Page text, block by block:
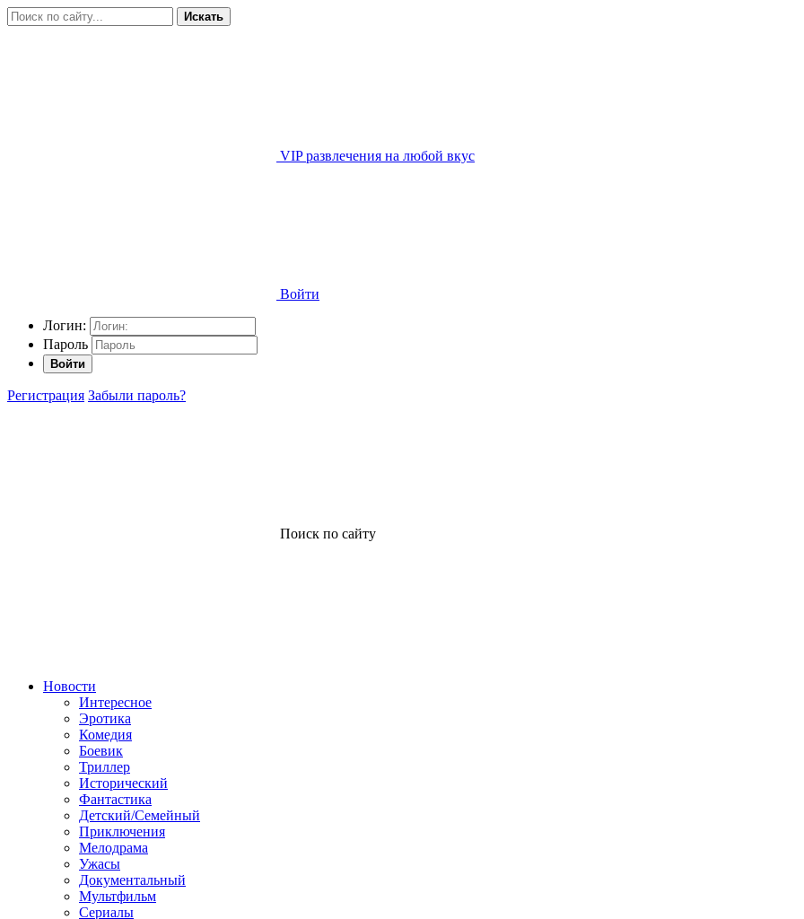
Искать
VIP развлечения на любой вкус
Войти
Логин:
Пароль
Войти
Регистрация Забыли пароль?
Поиск по сайту
Новости
Интересное
Эротика
Комедия
Боевик
Триллер
Исторический
Фантастика
Детский/Семейный
Приключения
Мелодрама
Ужасы
Документальный
Мультфильм
Сериалы